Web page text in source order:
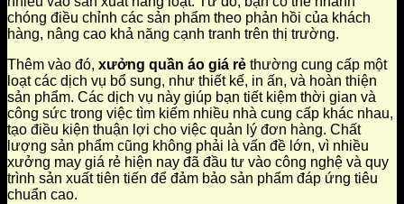
chóng điều chỉnh các sản phẩm theo phản hồi của khách
hàng, nâng cao khả năng cạnh tranh trên thị trường.
Thêm vào đó, xưởng quần áo giá rẻ thường cung cấp một
loạt các dịch vụ bổ sung, như thiết kế, in ấn, và hoàn thiện
sản phẩm. Các dịch vụ này giúp bạn tiết kiệm thời gian và
công sức trong việc tìm kiếm nhiều nhà cung cấp khác nhau,
tạo điều kiện thuận lợi cho việc quản lý đơn hàng. Chất
lượng sản phẩm cũng không phải là vấn đề lớn, vì nhiều
xưởng may giá rẻ hiện nay đã đầu tư vào công nghệ và quy
trình sản xuất tiên tiến để đảm bảo sản phẩm đáp ứng tiêu
chuẩn cao.